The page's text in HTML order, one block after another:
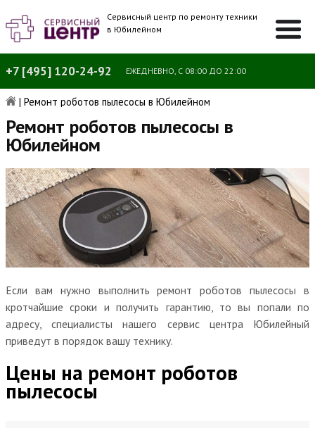
Сервисный центр по ремонту техники
в Юбилейном
+7 [495] 120-24-92 ЕЖЕДНЕВНО, С 08:00 ДО 22:00
| Ремонт роботов пылесосы в Юбилейном
Ремонт роботов пылесосы в
Юбилейном
Если вам нужно выполнить ремонт роботов пылесосы в
кротчайшие сроки и получить гарантию, то вы попали по
адресу, специалисты нашего сервис центра Юбилейный
приведут в порядок вашу технику.
Цены на ремонт роботов
пылесосы